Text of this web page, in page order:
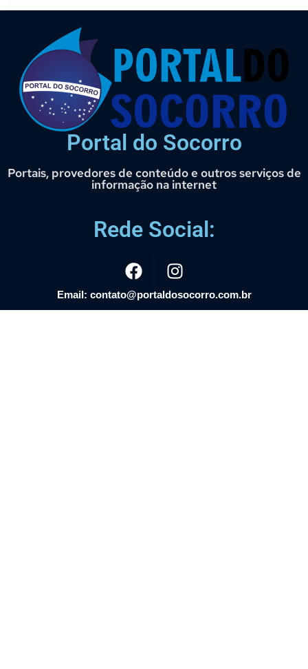
Portal do Socorro
Portais, provedores de conteúdo e outros serviços de
informação na internet
Rede Social:
Email: contato@portaldosocorro.com.br